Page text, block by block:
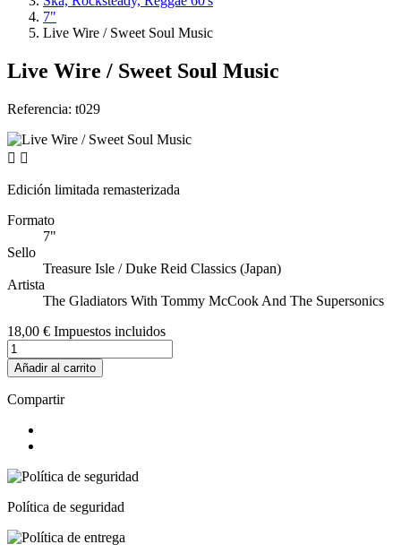
7"
Live Wire / Sweet Soul Music
Live Wire / Sweet Soul Music
Referencia: t029
 
Edición limitada remasterizada
Formato
7"
Sello
Treasure Isle ‎/ Duke Reid Classics (Japan)
Artista
The Gladiators With Tommy McCook And The Supersonics
18,00 € Impuestos incluidos
Añadir al carrito
Compartir
Política de seguridad